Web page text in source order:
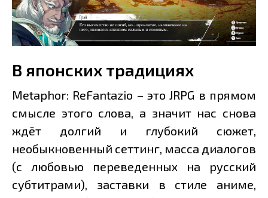
В японских традициях
Metaphor: ReFantazio – это JRPG в прямом
смысле этого слова, а значит нас снова
ждёт долгий и глубокий сюжет,
необыкновенный сеттинг, масса диалогов
(с любовью переведенных на русский
субтитрами), заставки в стиле аниме,